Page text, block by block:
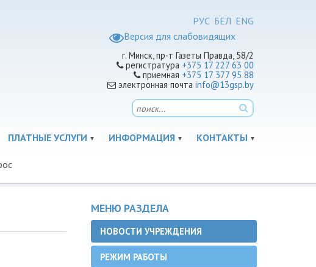
РУС БЕЛ ENG
Версия для слабовидящих
г. Минск, пр-т Газеты Правда, 58/2
регистратура +375 17 227 63 00
приемная +375 17 377 95 88
электронная почта info@13gsp.by
ПЛАТНЫЕ УСЛУГИ ИНФОРМАЦИЯ КОНТАКТЫ
МЕНЮ РАЗДЕЛА
НОВОСТИ УЧРЕЖДЕНИЯ
РЕЖИМ РАБОТЫ